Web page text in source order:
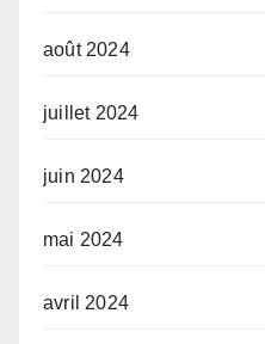
août 2024
juillet 2024
juin 2024
mai 2024
avril 2024